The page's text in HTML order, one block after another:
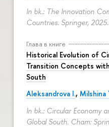
In bk.: The Innovation
Countries. Springer,
Глава в книге
Historical Evolution of
Transition Concepts
South
Aleksandrova I., Milshina
In bk.: Circular Economy
Global South. Cham: